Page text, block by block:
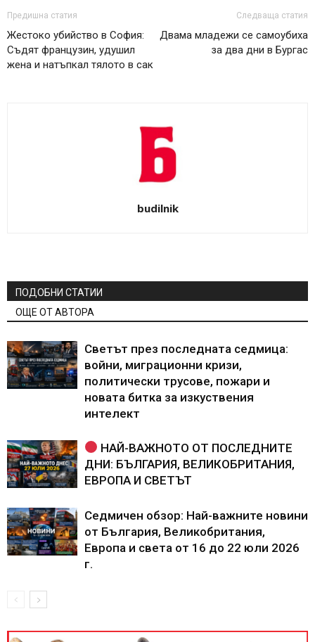
Предишна статия
Жестоко убийство в София:
Съдят французин, удушил
жена и натъпкал тялото в сак
Следваща статия
Двама младежи се самоубиха
за два дни в Бургас
budilnik
ПОДОБНИ СТАТИИ
ОЩЕ ОТ АВТОРА
Светът през последната седмица:
войни, миграционни кризи,
политически трусове, пожари и
новата битка за изкуствения
интелект
НАЙ-ВАЖНОТО ОТ ПОСЛЕДНИТЕ
ДНИ: БЪЛГАРИЯ, ВЕЛИКОБРИТАНИЯ,
ЕВРОПА И СВЕТЪТ
Седмичен обзор: Най-важните новини
от България, Великобритания,
Европа и света от 16 до 22 юли 2026
г.